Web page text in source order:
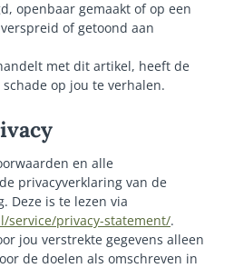
openbaar gemaakt of op een
of getoond aan
met dit artikel, heeft de
op jou te verhalen.
en alle
privacyverklaring van de
Deze is te lezen via
service/privacy-statement/.
jou verstrekte gegevens alleen
de doelen als omschreven in